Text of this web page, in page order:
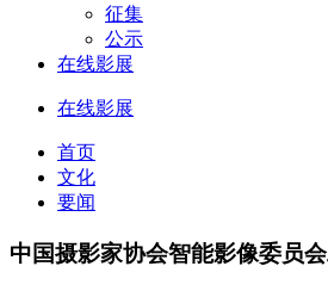
征集
公示
在线影展
在线影展
首页
文化
要闻
中国摄影家协会智能影像委员